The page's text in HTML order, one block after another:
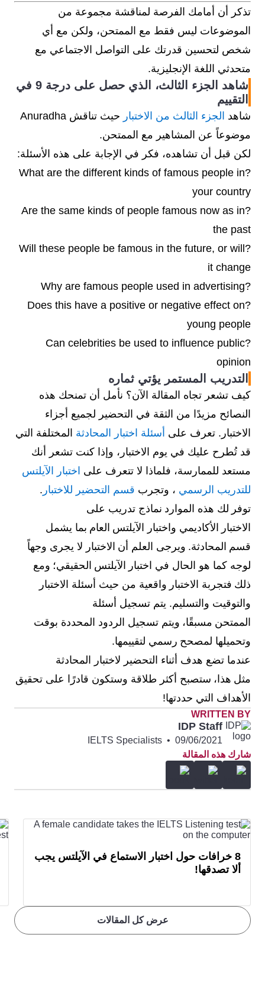
تذكر أن أمامك الفرصة لمناقشة مجموعة من
الموضوعات ليس فقط مع الممتحن، ولكن مع أي
شخص لتحسين قدرتك على التواصل الاجتماعي مع
متحدثي اللغة الإنجليزية.
شاهد الجزء الثالث، الذي حصل على درجة 9 في
التقييم
شاهد الجزء الثالث من الاختبار
حيث تناقش Anuradha
موضوعاً عن المشاهير مع الممتحن.
لكن قبل أن تشاهده، فكر في الإجابة على هذه الأسئلة:
?What are the different kinds of famous people in
your country
?Are the same kinds of people famous now as in
the past
?Will these people be famous in the future, or will
it change
?Why are famous people used in advertising
?Does this have a positive or negative effect on
young people
?Can celebrities be used to influence public
opinion
التدريب المستمر يؤتي ثماره
كيف تشعر تجاه المقالة الآن؟ نأمل أن تمنحك هذه
النصائح مزيدًا من الثقة في التحضير لجميع أجزاء
الاختبار. تعرف على أسئلة اختبار المحادثة المختلفة التي
قد تُطرح عليك في يوم الاختبار، وإذا كنت تشعر أنك
مستعد للممارسة، فلماذا لا تتعرف على اختبار الآيلتس
للتدريب الرسمي ، وتجرب قسم التحضير للاختبار .
توفر لك هذه الموارد نماذج تدريب على
الاختبار الأكاديمي واختبار الآيلتس العام بما يشمل
قسم المحادثة. ويرجى العلم أن الاختبار لا يجرى وجهاً
لوجه كما هو الحال في اختبار الآيلتس الحقيقي؛ ومع
ذلك فتجربة الاختبار واقعية من حيث أسئلة الاختبار
والتوقيت والتسليم. يتم تسجيل أسئلة
الممتحن مسبقًا، ويتم تسجيل الردود المحددة بوقت
وتحميلها لمصحح رسمي لتقييمها.
عندما تضع هدف أثناء التحضير لاختبار المحادثة
مثل هذا، ستصبح أكثر طلاقة وستكون قادرًا على تحقيق
الأهداف التي حددتها!
WRITTEN BY
IDP Staff
09/06/2021
•
IELTS Specialists
شارك هذه المقالة
عرض كل المقالات
8 خرافات حول اختبار الاستماع في الآيلتس يجب
ألا تصدقها!